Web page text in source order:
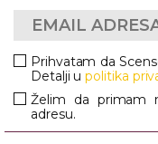
Prihvatam da
Detalji upolitika
Želim da primam
adresu.